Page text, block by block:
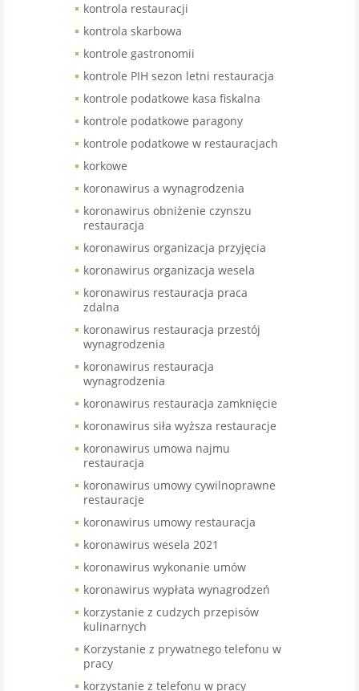
kontrola restauracji
kontrola skarbowa
kontrole gastronomii
kontrole PIH sezon letni restauracja
kontrole podatkowe kasa fiskalna
kontrole podatkowe paragony
kontrole podatkowe w restauracjach
korkowe
koronawirus a wynagrodzenia
koronawirus obniżenie czynszu
restauracja
koronawirus organizacja przyjęcia
koronawirus organizacja wesela
koronawirus restauracja praca
zdalna
koronawirus restauracja przestój
wynagrodzenia
koronawirus restauracja
wynagrodzenia
koronawirus restauracja zamknięcie
koronawirus siła wyższa restauracje
koronawirus umowa najmu
restauracja
koronawirus umowy cywilnoprawne
restauracje
koronawirus umowy restauracja
koronawirus wesela 2021
koronawirus wykonanie umów
koronawirus wypłata wynagrodzeń
korzystanie z cudzych przepisów
kulinarnych
Korzystanie z prywatnego telefonu w
pracy
korzystanie z telefonu w pracy